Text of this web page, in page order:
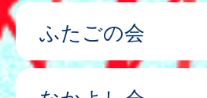
ふたごの会